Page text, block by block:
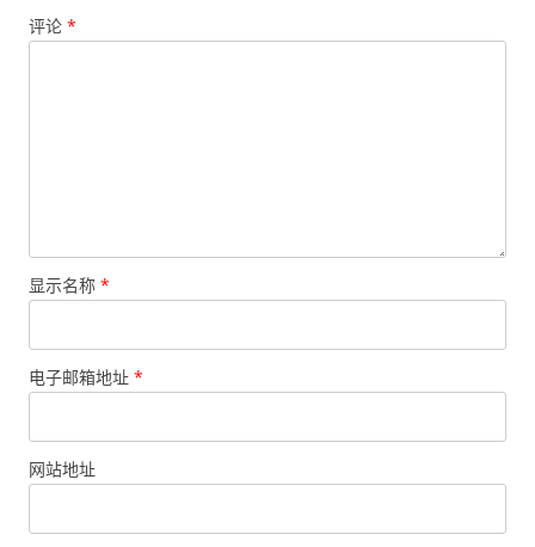
评论 *
显示名称 *
电子邮箱地址 *
网站地址